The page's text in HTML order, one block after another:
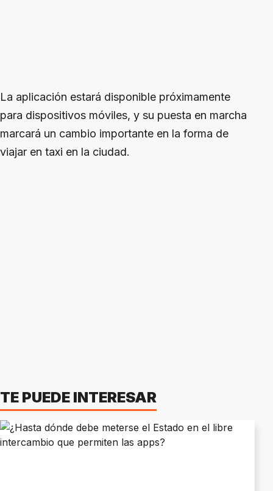
La aplicación estará disponible próximamente
para dispositivos móviles, y su puesta en marcha
marcará un cambio importante en la forma de
viajar en taxi en la ciudad.
TE PUEDE INTERESAR